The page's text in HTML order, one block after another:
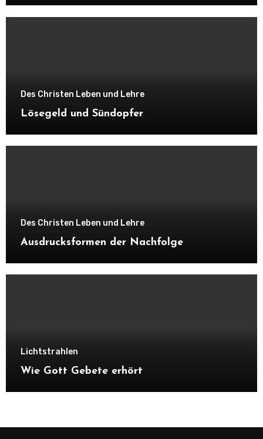
Des Christen Leben und Lehre
Lösegeld und Sündopfer
Des Christen Leben und Lehre
Ausdrucksformen der Nachfolge
Lichtstrahlen
Wie Gott Gebete erhört